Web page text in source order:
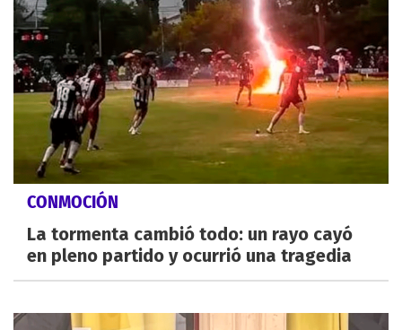
CONMOCIÓN
La tormenta cambió todo: un rayo cayó
en pleno partido y ocurrió una tragedia